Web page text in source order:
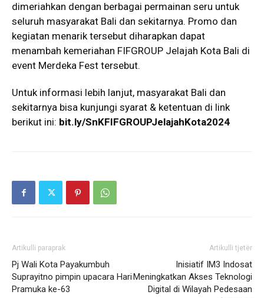
dimeriahkan dengan berbagai permainan seru untuk
seluruh masyarakat Bali dan sekitarnya. Promo dan
kegiatan menarik tersebut diharapkan dapat
menambah kemeriahan FIFGROUP Jelajah Kota Bali di
event Merdeka Fest tersebut.
Untuk informasi lebih lanjut, masyarakat Bali dan
sekitarnya bisa kunjungi syarat & ketentuan di link
berikut ini: bit.ly/SnKFIFGROUPJelajahKota2024
Artikulli paraprak
Pj Wali Kota Payakumbuh
Suprayitno pimpin upacara Hari
Pramuka ke-63
Artikulli tjetër
Inisiatif IM3 Indosat
Meningkatkan Akses Teknologi
Digital di Wilayah Pedesaan